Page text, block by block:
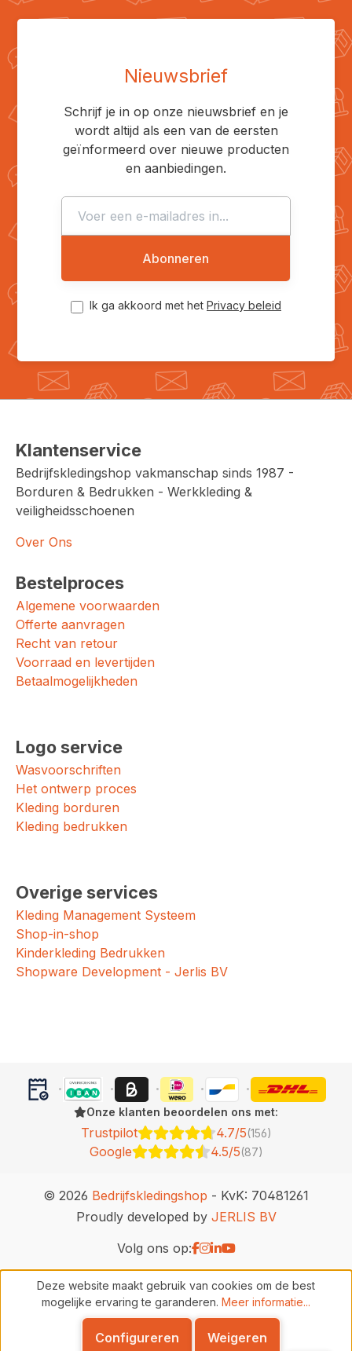
Nieuwsbrief
Schrijf je in op onze nieuwsbrief en je
wordt altijd als een van de eersten
geïnformeerd over nieuwe producten
en aanbiedingen.
Abonneren
Ik ga akkoord met het Privacy beleid
Klantenservice
Bedrijfskledingshop vakmanschap sinds 1987 -
Borduren & Bedrukken - Werkkleding &
veiligheidsschoenen
Over Ons
Bestelproces
Algemene voorwaarden
Offerte aanvragen
Recht van retour
Voorraad en levertijden
Betaalmogelijkheden
Logo service
Wasvoorschriften
Het ontwerp proces
Kleding borduren
Kleding bedrukken
Overige services
Kleding Management Systeem
Shop-in-shop
Kinderkleding Bedrukken
Shopware Development - Jerlis BV
Onze klanten beoordelen ons met:
Trustpilot 4.7/5(156)
Google 4.5/5(87)
© 2026 Bedrijfskledingshop - KvK: 70481261
Proudly developed by JERLIS BV
Volg ons op:
Deze website maakt gebruik van cookies om de best
mogelijke ervaring te garanderen. Meer informatie...
Weigeren
Configureren